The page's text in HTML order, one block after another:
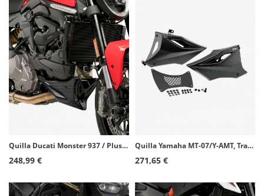
Quilla Ducati Monster 937 / Plus (21-23) Puig Carbono 20714C
248,99 €
Quilla Yamaha MT-07/Y-AMT, Tracer 7/GT (25-26) Puig Símil Carbono 22415C
271,65 €